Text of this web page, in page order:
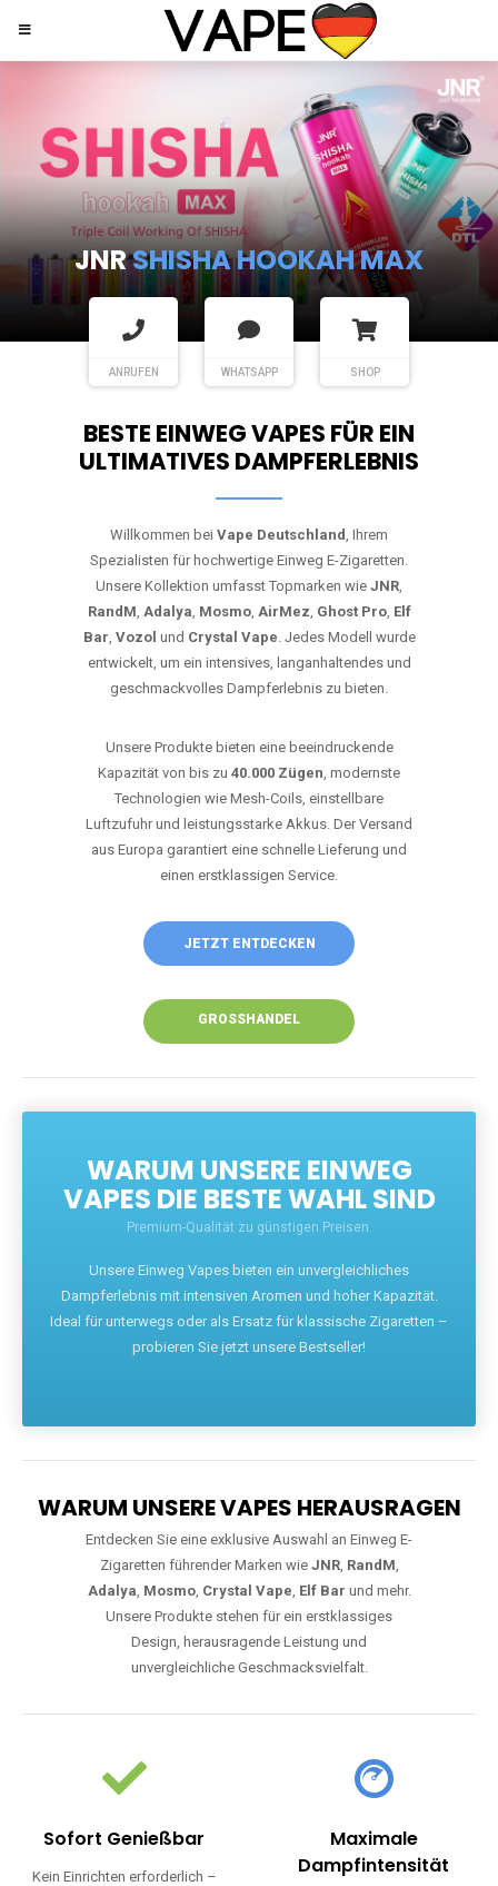
JNRSHISHA HOOKAH MAX
ANRUFEN WHATSAPP SHOP
BESTE EINWEG VAPES FÜR EIN
ULTIMATIVES DAMPFERLEBNIS
Willkommen bei Vape Deutschland, Ihrem
Spezialisten für hochwertige Einweg E-Zigaretten.
Unsere Kollektion umfasst Topmarken wie JNR,
RandM, Adalya, Mosmo, AirMez, Ghost Pro, Elf
Bar, Vozol und Crystal Vape. Jedes Modell wurde
entwickelt, um ein intensives, langanhaltendes und
geschmackvolles Dampferlebnis zu bieten.
Unsere Produkte bieten eine beeindruckende
Kapazität von bis zu 40.000 Zügen, modernste
Technologien wie Mesh-Coils, einstellbare
Luftzufuhr und leistungsstarke Akkus. Der Versand
aus Europa garantiert eine schnelle Lieferung und
einen erstklassigen Service.
JETZT ENTDECKEN
GROSSHANDEL
WARUM UNSERE EINWEG
VAPES DIE BESTE WAHL SIND
Premium-Qualität zu günstigen Preisen.
Unsere Einweg Vapes bieten ein unvergleichliches
Dampferlebnis mit intensiven Aromen und hoher Kapazität.
Ideal für unterwegs oder als Ersatz für klassische Zigaretten –
probieren Sie jetzt unsere Bestseller!
WARUM UNSERE VAPES HERAUSRAGEN
Entdecken Sie eine exklusive Auswahl an Einweg E-
Zigaretten führender Marken wie JNR, RandM,
Adalya, Mosmo, Crystal Vape, Elf Bar und mehr.
Unsere Produkte stehen für ein erstklassiges
Design, herausragende Leistung und
unvergleichliche Geschmacksvielfalt.
Sofort Genießbar
Kein Einrichten erforderlich –
Maximale
Dampfintensität